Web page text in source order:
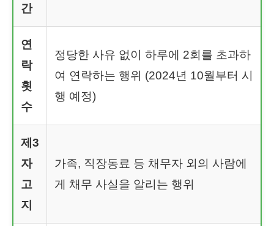
간
연
락
횟
수
정당한 사유 없이 하루에 2회를 초과하
여 연락하는 행위 (2024년 10월부터 시
행 예정)
제3
자
고
지
가족, 직장동료 등 채무자 외의 사람에
게 채무 사실을 알리는 행위